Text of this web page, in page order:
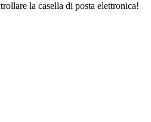
la casella di posta elettronica!